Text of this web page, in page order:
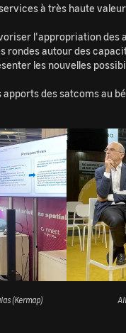
à très haute
l'appropriation
rondes autour des
les nouvelles
des satcoms au
(Kermap)
Image